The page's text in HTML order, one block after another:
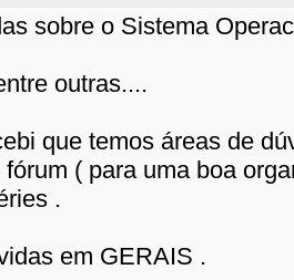
sobre o Sistema
outras....
que temos áreas de
( para uma boa
.
em GERAIS .